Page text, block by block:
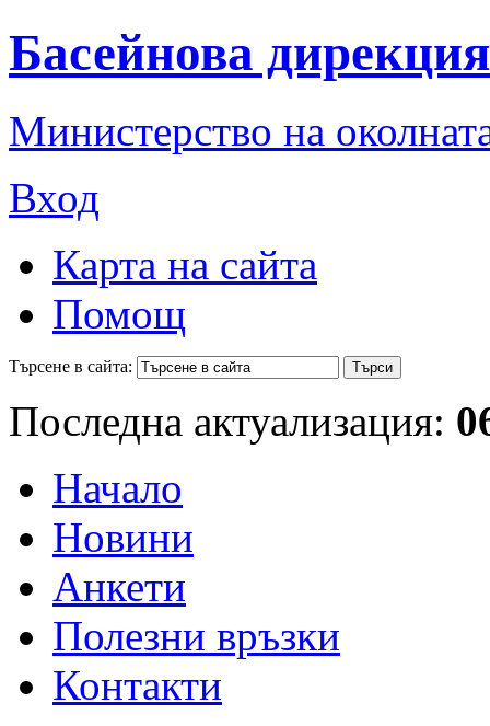
Басейнова
Министерство на
Вход
Карта на сайта
Помощ
Търсене в сайта:
Последна актуализация:
Начало
Новини
Анкети
Полезни връзки
Контакти